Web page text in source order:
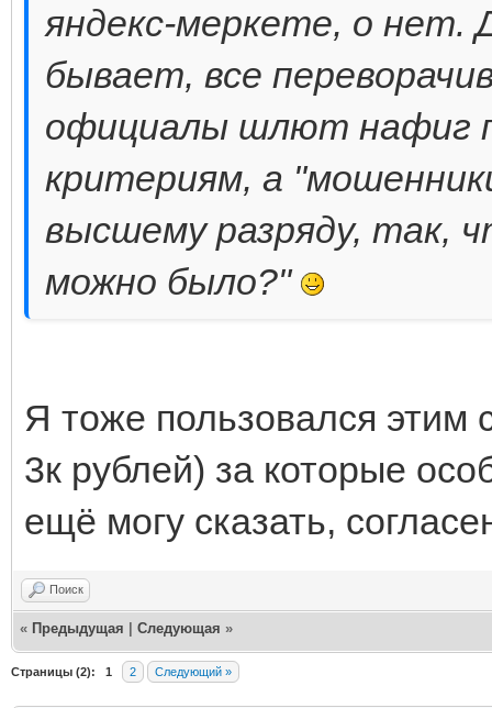
яндекс-меркете, о нет.
бывает, все
официалы шлют нафиг
критериям, а
высшему разряду, так,
можно было?"
Я тоже пользовался этим
3к рублей) за которые
ещё могу сказать,
Поиск
« Предыдущая Следующая »
Страницы (2): 1 2 Следующий »